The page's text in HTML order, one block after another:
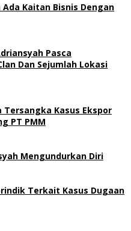
Kaitan Bisnis Dengan
Pasca
Dan Sejumlah Lokasi
Kasus Ekspor
PT PMM
Mengundurkan Diri
Terkait Kasus Dugaan